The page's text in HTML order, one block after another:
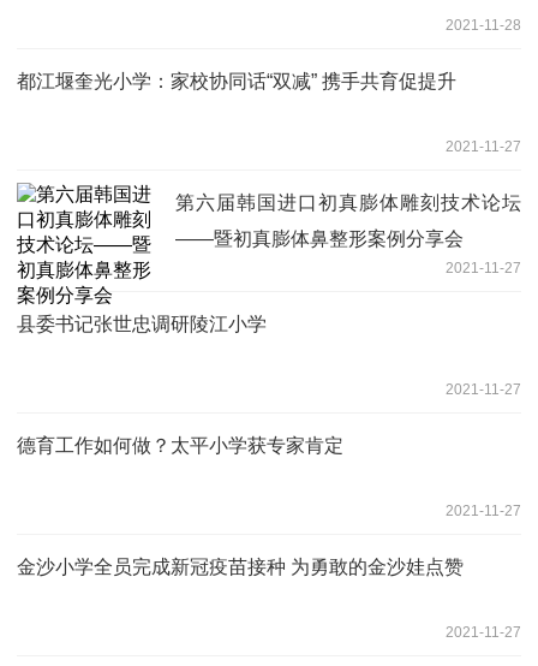
2021-11-28
都江堰奎光小学：家校协同话“双减” 携手共育促提升
2021-11-27
第六届韩国进口初真膨体雕刻技术论坛
——暨初真膨体鼻整形案例分享会
2021-11-27
县委书记张世忠调研陵江小学
2021-11-27
德育工作如何做？太平小学获专家肯定
2021-11-27
金沙小学全员完成新冠疫苗接种 为勇敢的金沙娃点赞
2021-11-27